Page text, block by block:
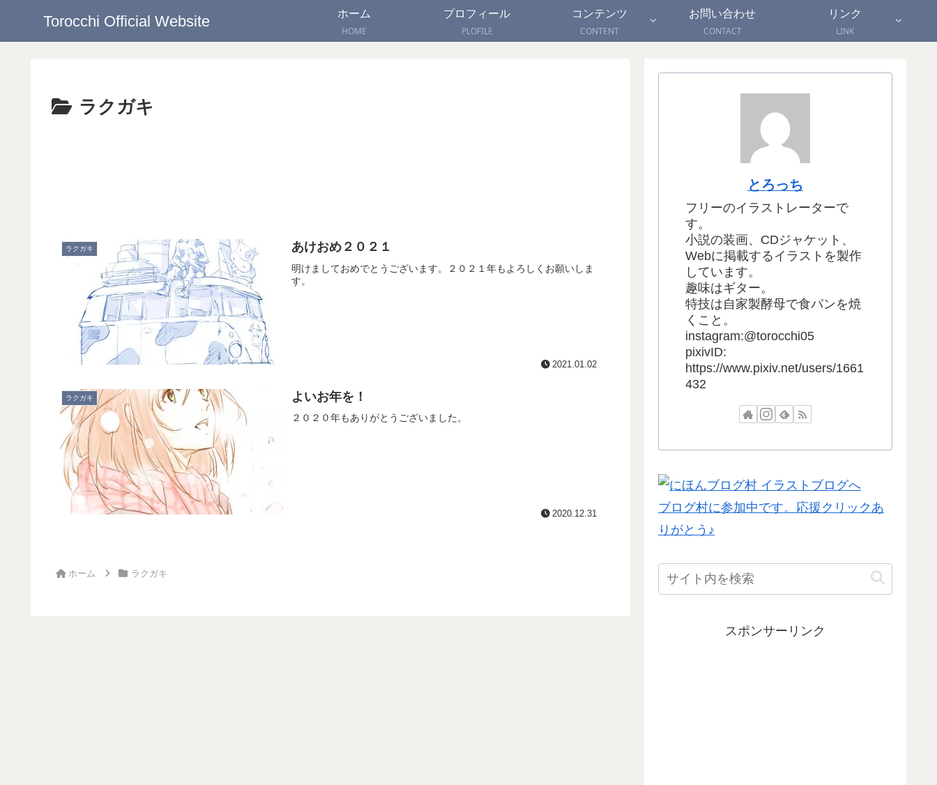
Torocchi Official Website
ホーム
HOME
プロフィール
PLOFILE
コンテンツ
CONTENT
お問い合わせ
CONTACT
リンク
LINK
ラクガキ
ラクガキ あけおめ２０２１
明けましておめでとうございます。２０２１年もよろしくお願いしま
す。
2021.01.02
ラクガキ よいお年を！
２０２０年もありがとうございました。
2020.12.31
ホーム ラクガキ
とろっち
フリーのイラストレーターで
す。
小説の装画、CDジャケット、
Webに掲載するイラストを製作
しています。
趣味はギター。
特技は自家製酵母で食パンを焼
くこと。
instagram:@torocchi05
pixivID:
https://www.pixiv.net/users/1661
432
ブログ村に参加中です。応援クリックあ
りがとう♪
スポンサーリンク